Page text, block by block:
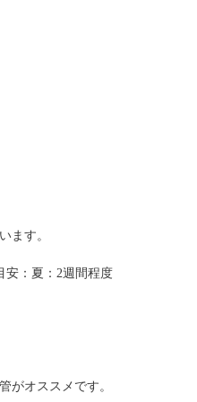
ます。
安：夏：2週間程度
がオススメです。